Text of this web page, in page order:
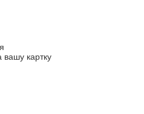
вашу картку